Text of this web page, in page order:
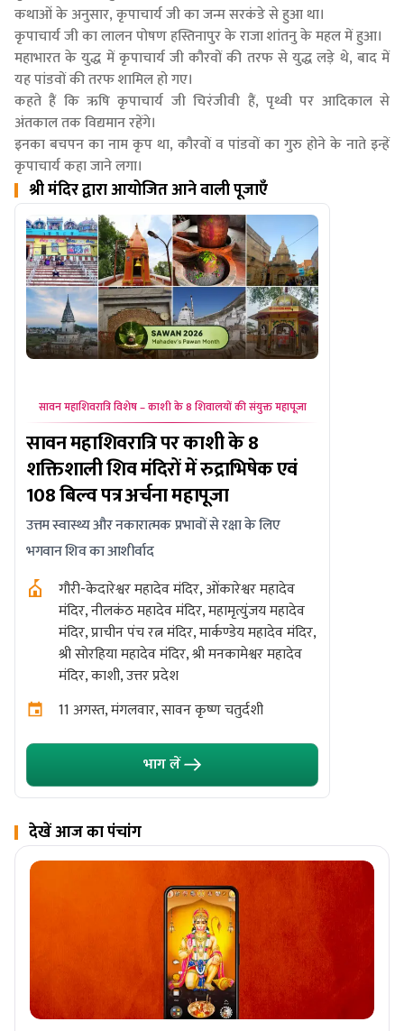
कथाओं के अनुसार, कृपाचार्य जी का जन्म सरकंडे से हुआ था।
कृपाचार्य जी का लालन पोषण हस्तिनापुर के राजा शांतनु के महल में हुआ।
महाभारत के युद्ध में कृपाचार्य जी कौरवों की तरफ से युद्ध लड़े थे, बाद में
यह पांडवों की तरफ शामिल हो गए।
कहते हैं कि ऋषि कृपाचार्य जी चिरंजीवी हैं, पृथ्वी पर आदिकाल से
अंतकाल तक विद्यमान रहेंगे।
इनका बचपन का नाम कृप था, कौरवों व पांडवों का गुरु होने के नाते इन्हें
कृपाचार्य कहा जाने लगा।
श्री मंदिर द्वारा आयोजित आने वाली पूजाएँ
सावन महाशिवरात्रि विशेष – काशी के 8 शिवालयों की संयुक्त महापूजा
सावन महाशिवरात्रि पर काशी के 8
शक्तिशाली शिव मंदिरों में रुद्राभिषेक एवं
108 बिल्व पत्र अर्चना महापूजा
उत्तम स्वास्थ्य और नकारात्मक प्रभावों से रक्षा के लिए
भगवान शिव का आशीर्वाद
गौरी-केदारेश्वर महादेव मंदिर, ओंकारेश्वर महादेव
मंदिर, नीलकंठ महादेव मंदिर, महामृत्युंजय महादेव
मंदिर, प्राचीन पंच रत्न मंदिर, मार्कण्डेय महादेव मंदिर,
श्री सोरहिया महादेव मंदिर, श्री मनकामेश्वर महादेव
मंदिर, काशी, उत्तर प्रदेश
11 अगस्त, मंगलवार, सावन कृष्ण चतुर्दशी
भाग लें
देखें आज का पंचांग